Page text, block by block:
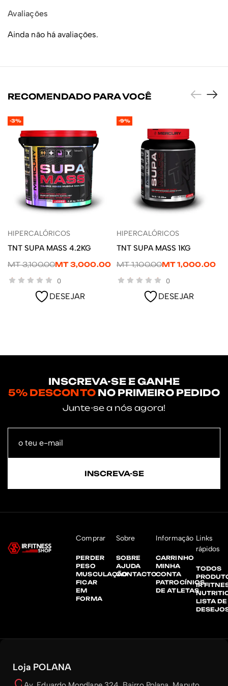
Avaliações
Ainda não há avaliações.
RECOMENDADO PARA VOCÊ
-3%
LER MAIS
HIPERCALÓRICOS
TNT SUPA MASS 4.2KG
MT3,100.00MT3,000.00
0
DESEJAR
-9%
LER MAIS
HIPERCALÓRICOS
TNT SUPA MASS 1KG
MT1,100.00MT1,000.00
0
DESEJAR
INSCREVA-SE E GANHE
5% DESCONTONO PRIMEIRO PEDIDO
Junte-se a nós agora!
INSCREVA-SE
Comprar
PERDER
PESO
MUSCULAÇÃO
FICAR
EM
FORMA
Sobre
SOBRE
AJUDA
CONTACTO
Informação
CARRINHO
MINHA
CONTA
PATROCÍNIOS
DE ATLETAS
Links
rápidos
TODOS
IR
LISTA DE
Loja POLANA